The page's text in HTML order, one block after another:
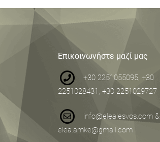
Επικοινωνήστε μαζί μας
+30 2251055095, +30
2251028431, +30 2251029727
info@elealesvos.com&
elea.amke@gmail.com